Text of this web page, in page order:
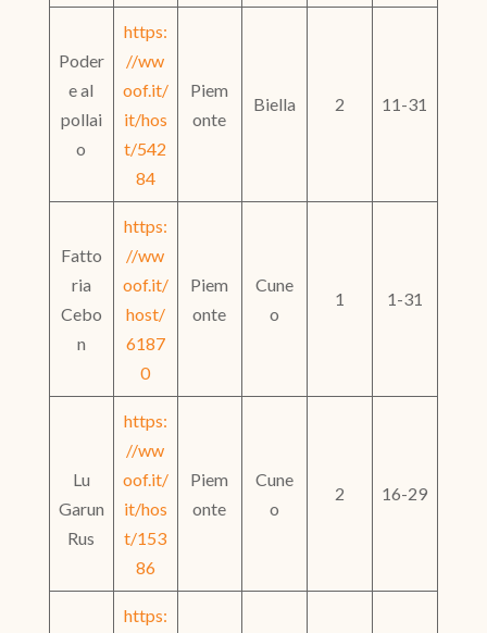
Poder
e al
pollai
o
https:
//ww
oof.it/
it/hos
t/542
84
Piem
onte
Biella 2 11-31
Fatto
ria
Cebo
n
https:
//ww
oof.it/
host/
6187
0
Piem
onte
Cune
o
1 1-31
Lu
Garun
Rus
https:
//ww
oof.it/
it/hos
t/153
86
Piem
onte
Cune
o
2 16-29
https: